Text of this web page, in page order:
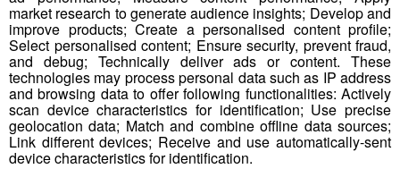
market research to generate audience insights; Develop and
improve products; Create a personalised content profile;
Select personalised content; Ensure security, prevent fraud,
and debug; Technically deliver ads or content. These
technologies may process personal data such as IP address
and browsing data to offer following functionalities: Actively
scan device characteristics for identification; Use precise
geolocation data; Match and combine offline data sources;
Link different devices; Receive and use automatically-sent
device characteristics for identification.